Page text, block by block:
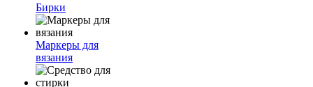
Бирки
Маркеры для
вязания